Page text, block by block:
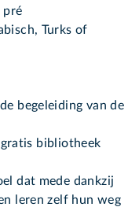
pré
Turks of
begeleiding van de
bibliotheek
dat mede dankzij
leren zelf hun weg